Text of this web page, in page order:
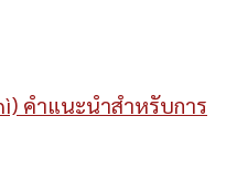
คำแนะนำสำหรับการ